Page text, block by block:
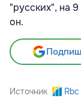
"русских", на
он.
Источник Rbc